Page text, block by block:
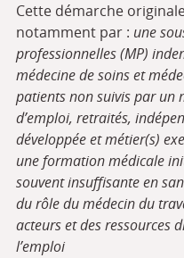
Cette démarche
notamment par : une
professionnelles (MP)
médecine de soins et
patients non suivis par un
d’emploi, retraités,
développée et métier(s)
une formation médicale
souvent insuffisante en
du rôle du médecin du
acteurs et des ressources
l’emploi